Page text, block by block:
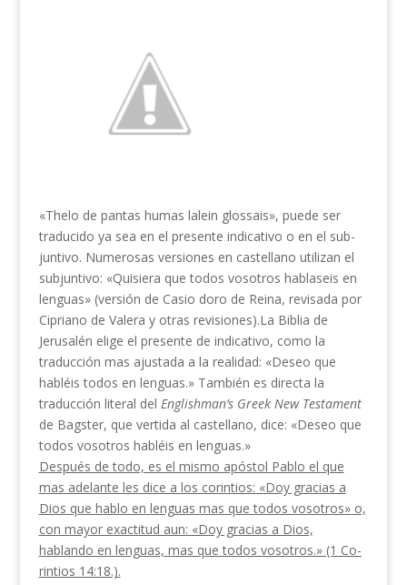
«Thelo de pantas humas lalein glossais», puede ser
traducido ya sea en el presente indicativo o en el sub­
juntivo. Numerosas versiones en castellano utilizan el
subjuntivo: «Quisiera que todos vosotros hablaseis en
lenguas» (versión de Casio doro de Reina, revisada por
Cipriano de Valera y otras revisiones).La Biblia de
Jerusalén elige el presente de indicativo, como la
traducción mas ajustada a la realidad: «Deseo que
habléis todos en lenguas.» Tam­bién es directa la
traducción literal del Englishman’s Greek New Testament
de Bagster, que vertida al cas­tellano, dice: «Deseo que
todos vosotros habléis en lenguas.»
Después de todo, es el mismo apóstol Pablo el que
mas adelante les dice a los corintios: «Doy gracias a
Dios que hablo en lenguas mas que todos vosotros» o,
con mayor exactitud aun: «Doy gracias a Dios,
hablando en lenguas, mas que todos vosotros.» (1 Co­
rintios 14:18.).